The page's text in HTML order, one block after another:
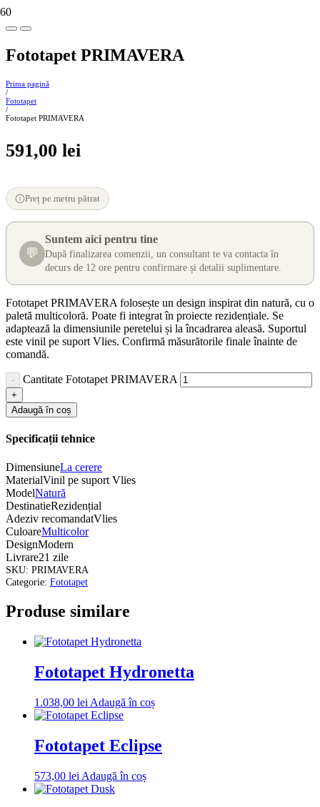
Fototapet PRIMAVERA
Prima pagină
/
Fototapet
/
Fototapet PRIMAVERA
591,00 lei
Preț pe metru pătrat
💬
Suntem aici pentru tine
După finalizarea comenzii, un consultant te va contacta în
decurs de 12 ore pentru confirmare și detalii suplimentare.
Fototapet PRIMAVERA folosește un design inspirat din natură, cu o
paletă multicoloră. Poate fi integrat în proiecte rezidențiale. Se
adaptează la dimensiunile peretelui și la încadrarea aleasă. Suportul
este vinil pe suport Vlies. Confirmă măsurătorile finale înainte de
comandă.
Cantitate Fototapet PRIMAVERA
Adaugă în coș
Specificații tehnice
DimensiuneLa cerere
MaterialVinil pe suport Vlies
ModelNatură
DestinatieRezidențial
Adeziv recomandatVlies
CuloareMulticolor
DesignModern
Livrare21 zile
SKU: PRIMAVERA
Categorie: Fototapet
Produse similare
Fototapet Hydronetta
1.038,00 lei Adaugă în coș
Fototapet Eclipse
573,00 lei Adaugă în coș